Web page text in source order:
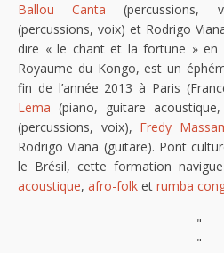
Ballou Canta (percussions,
(percussions, voix) et Rodrigo
dire « le chant et la fortune » en
Royaume du Kongo, est un
fin de l’année 2013 à Paris
Lema (piano, guitare
(percussions, voix), Fredy
Rodrigo Viana (guitare). Pont
le Brésil, cette formation
acoustique, afro-folk et rumba
"
"